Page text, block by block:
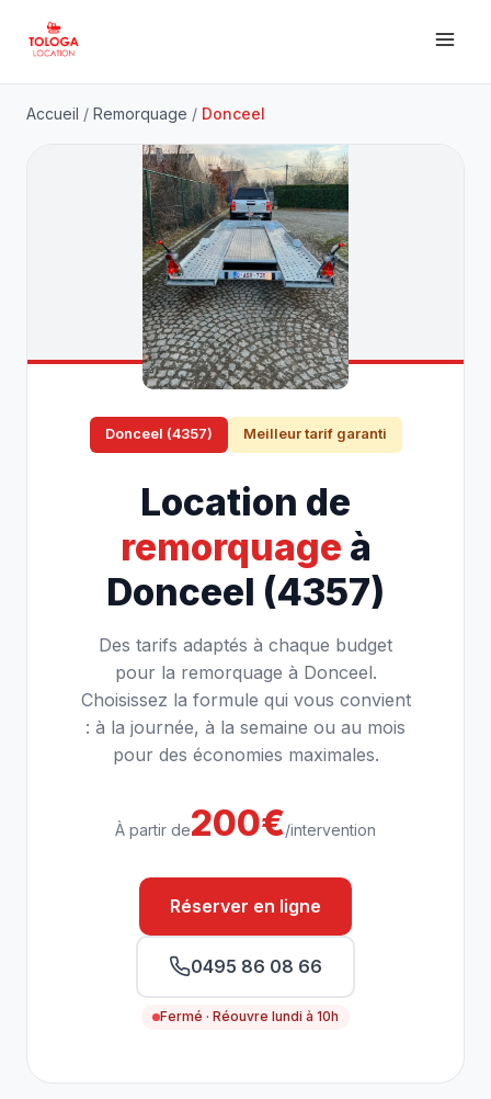
Accueil / Remorquage / Donceel
Donceel (4357) Meilleur tarif garanti
Location de
remorquage à
Donceel (4357)
Des tarifs adaptés à chaque budget
pour la remorquage à Donceel.
Choisissez la formule qui vous convient
: à la journée, à la semaine ou au mois
pour des économies maximales.
À partir de200€/intervention
Réserver en ligne
0495 86 08 66
Fermé · Réouvre lundi à 10h